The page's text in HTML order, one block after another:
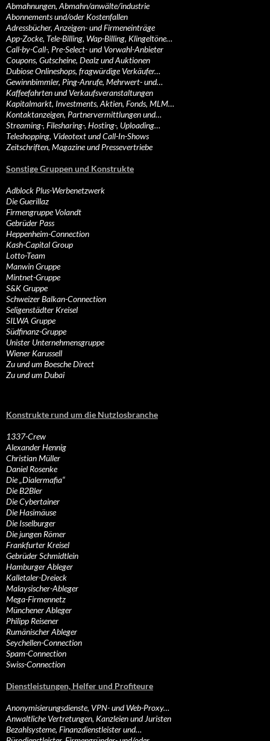
Abmahnungen, Abmahn/anwälte/industrie
Abonnements und/oder Kostenfallen
Adressbücher, Anzeigen- und Firmeneinträge
App-Zocke, Tele-Billing, Wap-Billing, Klingeltöne…
Call-by-Call-, Pre-Select- und Vorwahl-Anbieter
Coupons, Gutscheine, Dealz und Auktionen
Dubiose Onlineshops, fragwürdige Verkäufer…
Gewinnbimmler, Ping-Anrufe, Mehrwert- und…
Kaffeefahrten und Verkaufsveranstaltungen
Kapitalmarkt, Investments, Aktien, Fonds, MLM…
Kontaktanzeigen, Partnervermittlungen und…
Streaming-, Filesharing-, Hosting-, Uploading…
Teleshopping, Videotext und Call-In-Shows
Zeitschriften, Magazine und Pressevertriebe
Sonstige Gruppen und Konstrukte
Adblock Plus-Werbenetzwerk
Die Guerillaz
Firmengruppe Volandt
Gebrüder Pass
Heppenheim-Connection
Kash-Capital Group
Lotto-Team
Manwin Gruppe
Mintnet-Gruppe
S&K Gruppe
Schweizer Balkan-Connection
Seligenstädter Kreisel
SILWA Gruppe
Südfinanz-Gruppe
Unister Unternehmensgruppe
Wiener Karussell
Zu und um Boesche Direct
Zu und um Dubai
Konstrukte rund um die Nutzlosbranche
1337-Crew
Alexander Hennig
Christian Müller
Daniel Rosenke
Die „Dialermafia“
Die B2Bler
Die Cybertainer
Die Hasimäuse
Die Isselburger
Die jungen Römer
Frankfurter Kreisel
Gebrüder Schmidtlein
Hamburger Ableger
Kalletaler-Dreieck
Malaysischer-Ableger
Mega-Firmennetz
Münchener Ableger
Philipp Reisener
Rumänischer Ableger
Seychellen-Connection
Spam-Connection
Swiss-Connection
Dienstleistungen, Helfer und Profiteure
Anonymisierungsdienste, VPN- und Web-Proxy…
Anwaltliche Vertretungen, Kanzleien und Juristen
Bezahlsysteme, Finanzdienstleister und…